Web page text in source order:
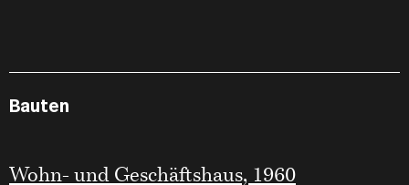
Bauten
Wohn- und Geschäftshaus, 1960